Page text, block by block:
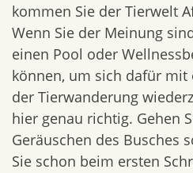
kommen Sie der Tierwelt
Wenn Sie der Meinung
einen Pool oder
können, um sich dafür
der Tierwanderung
hier genau richtig. Gehen
Geräuschen des Busches
Sie schon beim ersten